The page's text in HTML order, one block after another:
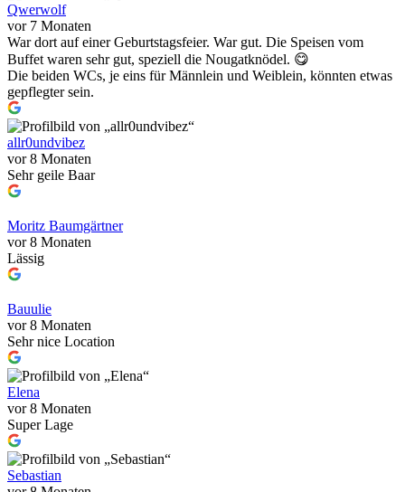
Qwerwolf
vor 7 Monaten
War dort auf einer Geburtstagsfeier. War gut. Die Speisen vom
Buffet waren sehr gut, speziell die Nougatknödel. 😋
Die beiden WCs, je eins für Männlein und Weiblein, könnten etwas
gepflegter sein.
allr0undvibez
vor 8 Monaten
Sehr geile Baar
Moritz Baumgärtner
vor 8 Monaten
Lässig
Bauulie
vor 8 Monaten
Sehr nice Location
Elena
vor 8 Monaten
Super Lage
Sebastian